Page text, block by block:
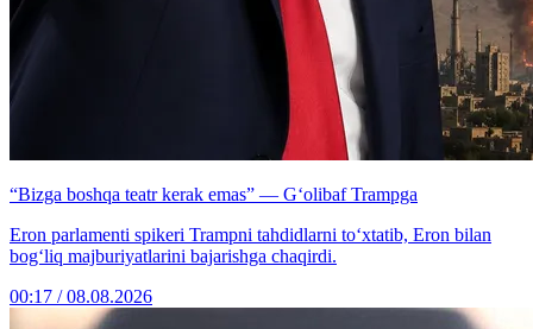
“Bizga boshqa teatr kerak emas” — G‘olibaf Trampga
Eron parlamenti spikeri Trampni tahdidlarni to‘xtatib, Eron bilan
bog‘liq majburiyatlarini bajarishga chaqirdi.
00:17 / 08.08.2026